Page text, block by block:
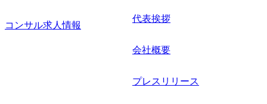
コンサル求人情報
代表挨拶
会社概要
プレスリリース